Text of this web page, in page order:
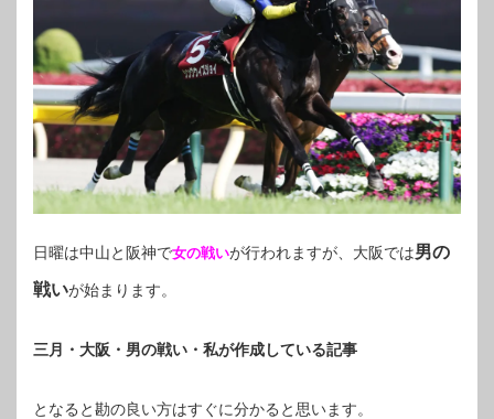
日曜は中山と阪神で女の戦いが行われますが、大阪では男の
戦いが始まります。
三月・大阪・男の戦い・私が作成している記事
となると勘の良い方はすぐに分かると思います。